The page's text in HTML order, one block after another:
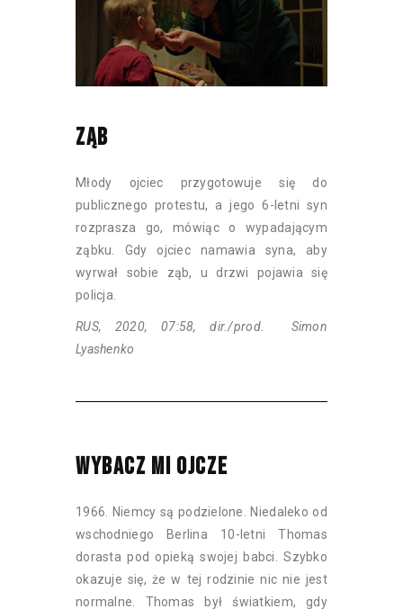
ZĄB
Młody ojciec przygotowuje się do
publicznego protestu, a jego 6-letni syn
rozprasza go, mówiąc o wypadającym
ząbku. Gdy ojciec namawia syna, aby
wyrwał sobie ząb, u drzwi pojawia się
policja.
RUS, 2020, 07:58, dir./prod. Simon
Lyashenko
WYBACZ MI OJCZE
1966. Niemcy są podzielone. Niedaleko od
wschodniego Berlina 10-letni Thomas
dorasta pod opieką swojej babci. Szybko
okazuje się, że w tej rodzinie nic nie jest
normalne. Thomas był światkiem, gdy